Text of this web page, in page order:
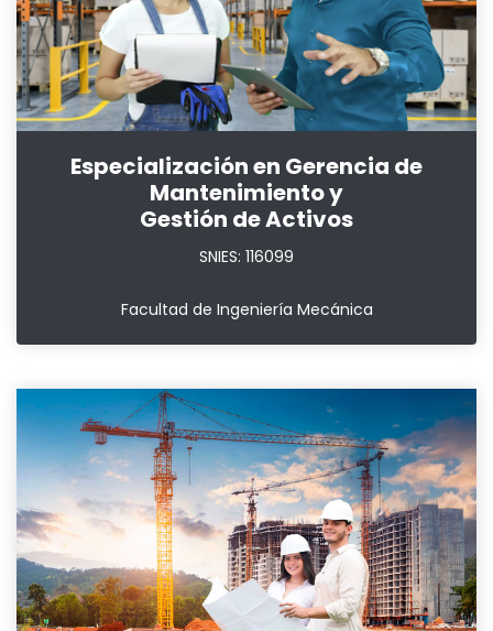
Especialización en Gerencia de
Mantenimiento y
Gestión de Activos
SNIES: 116099
Facultad de Ingeniería Mecánica